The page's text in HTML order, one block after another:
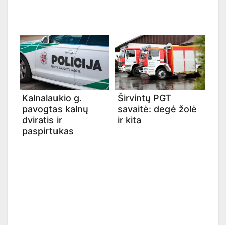
Kalnalaukio g.
pavogtas kalnų
dviratis ir
paspirtukas
Širvintų PGT
savaitė: degė žolė
ir kita